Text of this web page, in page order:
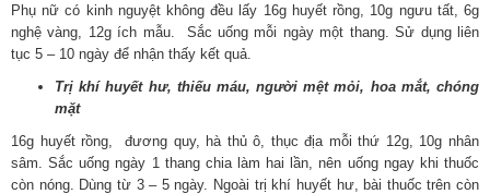
Phụ nữ có kinh nguyệt không đều lấy 16g huyết rồng, 10g ngưu tất, 6g
nghệ vàng, 12g ích mẫu. Sắc uống mỗi ngày một thang. Sử dụng liên
tục 5 – 10 ngày để nhận thấy kết quả.
Trị khí huyết hư, thiếu máu, người mệt mỏi, hoa mắt, chóng
mặt
16g huyết rồng, đương quy, hà thủ ô, thục địa mỗi thứ 12g, 10g nhân
sâm. Sắc uống ngày 1 thang chia làm hai lần, nên uống ngay khi thuốc
còn nóng. Dùng từ 3 – 5 ngày. Ngoài trị khí huyết hư, bài thuốc trên còn